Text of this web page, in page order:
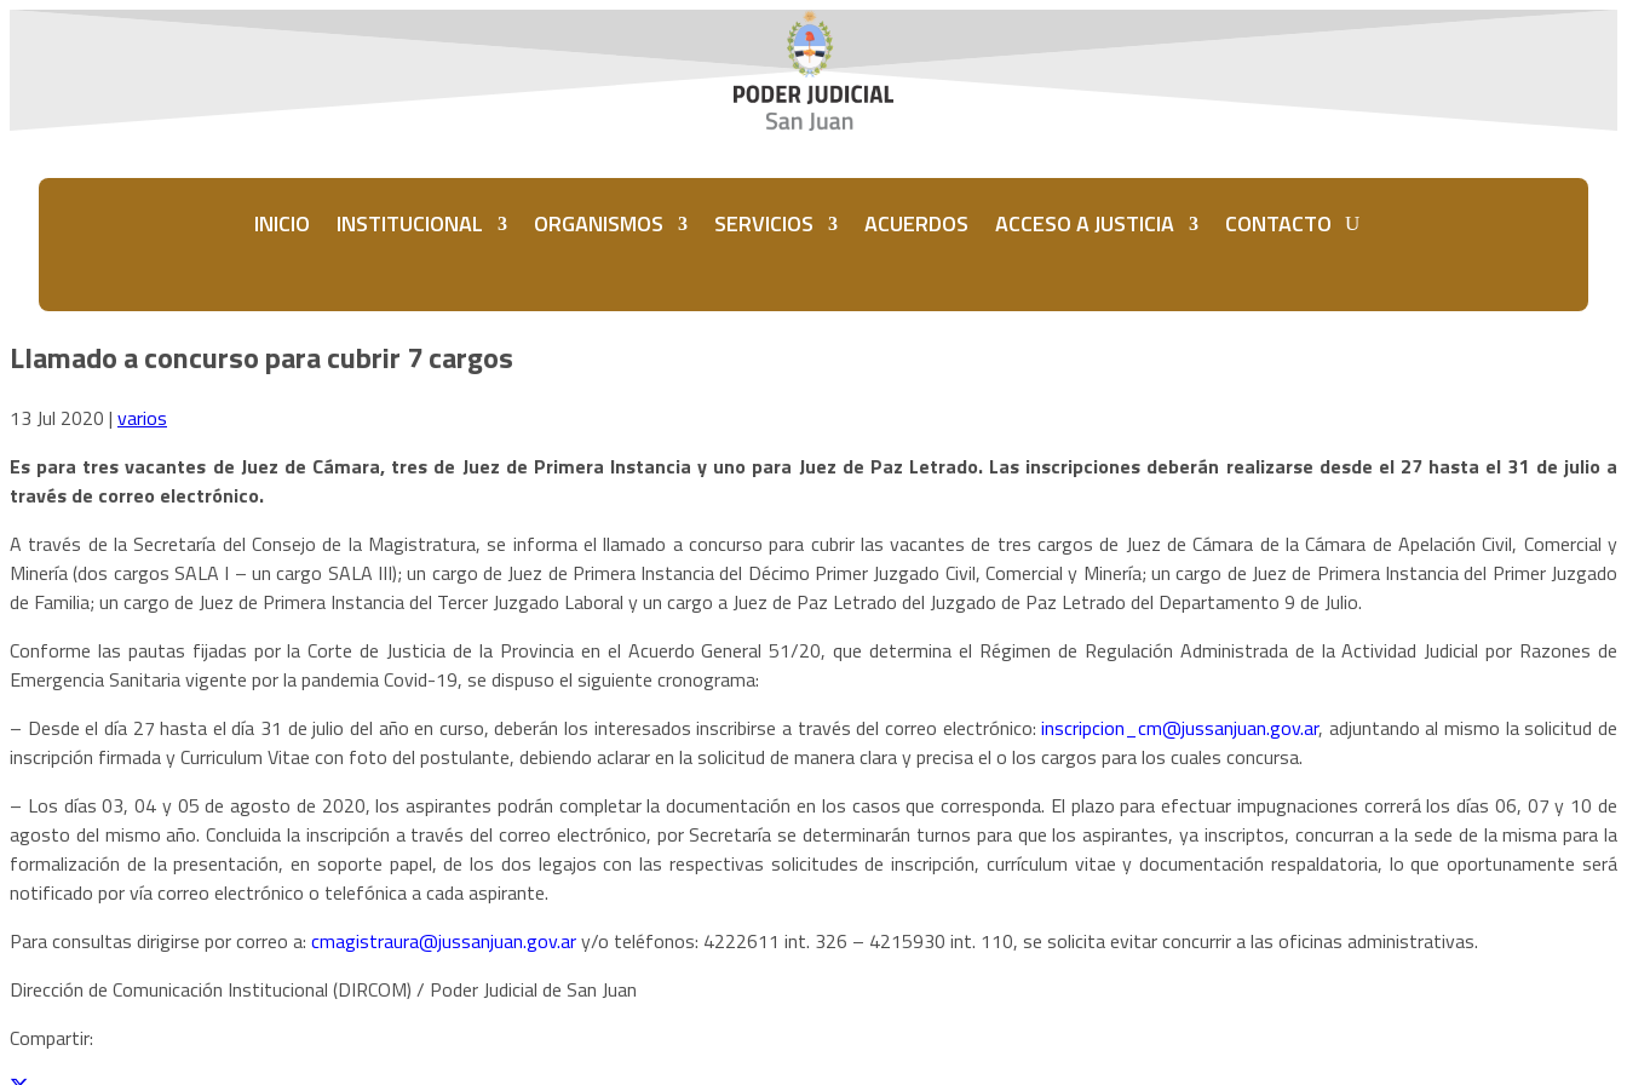
INICIO INSTITUCIONAL ORGANISMOS SERVICIOS ACUERDOS ACCESO A JUSTICIA CONTACTO
Llamado a concurso para cubrir 7 cargos
13 Jul 2020 | varios
Es para tres vacantes de Juez de Cámara, tres de Juez de Primera Instancia y uno para Juez de Paz Letrado. Las inscripciones deberán realizarse desde el 27 hasta el 31 de julio a
través de correo electrónico.
A través de la Secretaría del Consejo de la Magistratura, se informa el llamado a concurso para cubrir las vacantes de tres cargos de Juez de Cámara de la Cámara de Apelación Civil, Comercial y
Minería (dos cargos SALA I – un cargo SALA III); un cargo de Juez de Primera Instancia del Décimo Primer Juzgado Civil, Comercial y Minería; un cargo de Juez de Primera Instancia del Primer Juzgado
de Familia; un cargo de Juez de Primera Instancia del Tercer Juzgado Laboral y un cargo a Juez de Paz Letrado del Juzgado de Paz Letrado del Departamento 9 de Julio.
Conforme las pautas fijadas por la Corte de Justicia de la Provincia en el Acuerdo General 51/20, que determina el Régimen de Regulación Administrada de la Actividad Judicial por Razones de
Emergencia Sanitaria vigente por la pandemia Covid-19, se dispuso el siguiente cronograma:
– Desde el día 27 hasta el día 31 de julio del año en curso, deberán los interesados inscribirse a través del correo electrónico:inscripcion_cm@jussanjuan.gov.ar, adjuntando al mismo la solicitud de
inscripción firmada y Curriculum Vitae con foto del postulante, debiendo aclarar en la solicitud de manera clara y precisa el o los cargos para los cuales concursa.
– Los días 03, 04 y 05 de agosto de 2020, los aspirantes podrán completar la documentación en los casos que corresponda. El plazo para efectuar impugnaciones correrá los días 06, 07 y 10 de
agosto del mismo año. Concluida la inscripción a través del correo electrónico, por Secretaría se determinarán turnos para que los aspirantes, ya inscriptos, concurran a la sede de la misma para la
formalización de la presentación, en soporte papel, de los dos legajos con las respectivas solicitudes de inscripción, currículum vitae y documentación respaldatoria, lo que oportunamente será
notificado por vía correo electrónico o telefónica a cada aspirante.
Para consultas dirigirse por correo a: cmagistraura@jussanjuan.gov.ary/o teléfonos: 4222611 int. 326 – 4215930 int. 110, se solicita evitar concurrir a las oficinas administrativas.
Dirección de Comunicación Institucional (DIRCOM) / Poder Judicial de San Juan
Compartir: